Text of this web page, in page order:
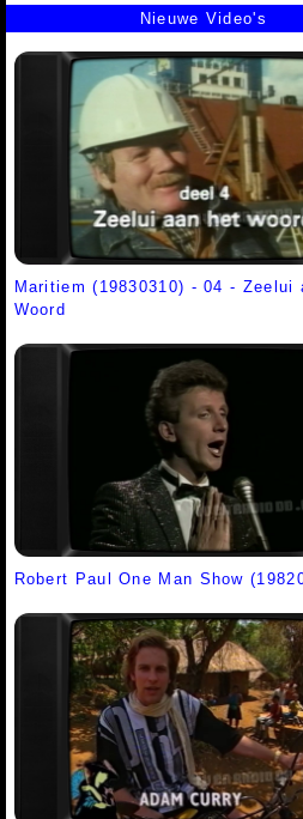
Nieuwe Video's
Maritiem (19830310) - 04 - Zeelui
Woord
Robert Paul One Man Show